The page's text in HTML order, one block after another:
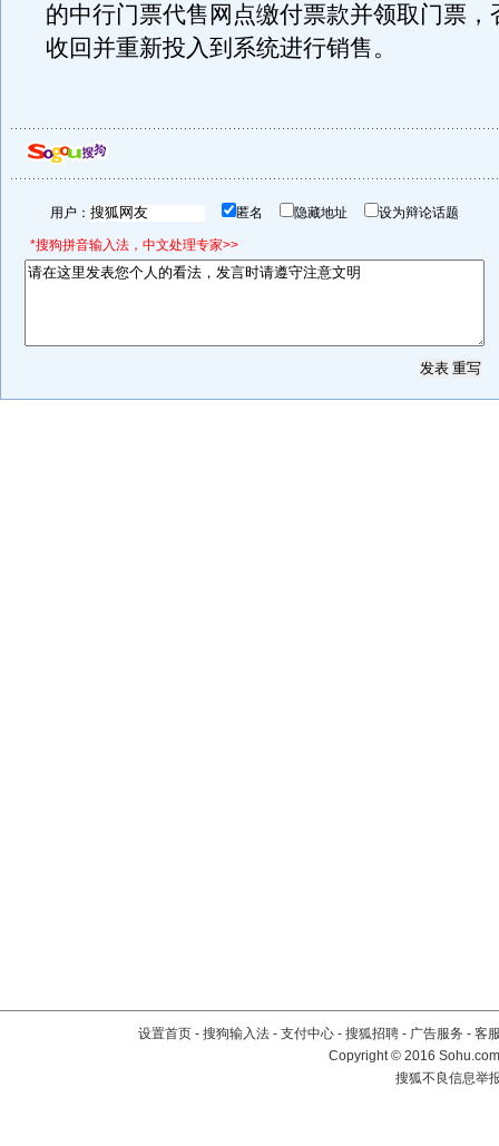
的中行门票代售网点缴付票款并领取门票，
收回并重新投入到系统进行销售。
用户： 匿名 隐藏地址 设为辩论话题
*搜狗拼音输入法，中文处理专家>>
设置首页 - 搜狗输入法 - 支付中心 - 搜狐招聘 - 广告服务 - 客
Copyright©2016
搜狐不良信息举